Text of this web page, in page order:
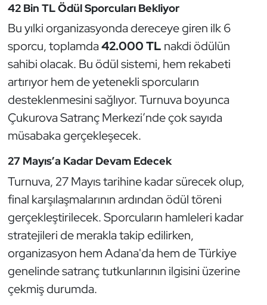
42 Bin TL Ödül Sporcuları Bekliyor
Bu yılki organizasyonda dereceye giren ilk 6
sporcu, toplamda42.000 TL nakdi ödülün
sahibi olacak. Bu ödül sistemi, hem rekabeti
artırıyor hem de yetenekli sporcuların
desteklenmesini sağlıyor. Turnuva boyunca
Çukurova Satranç Merkezi’nde çok sayıda
müsabaka gerçekleşecek.
27 Mayıs’a Kadar Devam Edecek
Turnuva, 27 Mayıs tarihine kadar sürecek olup,
final karşılaşmalarının ardından ödül töreni
gerçekleştirilecek. Sporcuların hamleleri kadar
stratejileri de merakla takip edilirken,
organizasyon hem Adana'da hem de Türkiye
genelinde satranç tutkunlarının ilgisini üzerine
çekmiş durumda.
Kempo
Kick Boks
Masa Tenisi
Modern Pentatlon
Motor Sporları
Muay Thai
Okçuluk
Optimist